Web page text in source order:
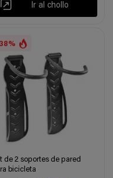
Ir al chollo
de 2 soportes de pared
bicicleta